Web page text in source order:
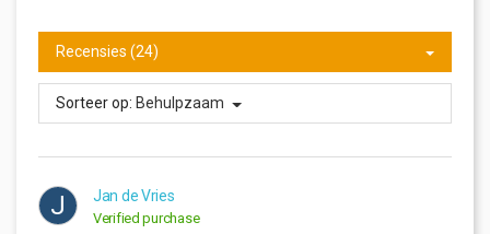
Recensies (24)
Sorteer op: Behulpzaam
J Jan de Vries
Verified purchase